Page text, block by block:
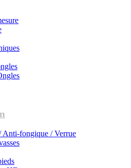
Anti-fongique / Verrue